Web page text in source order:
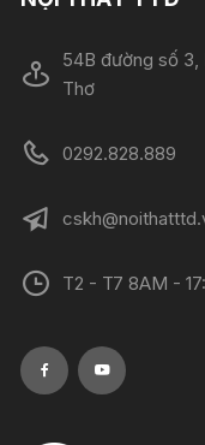
54B đường số 3,
Thơ
0292.828.889
T2 - T7 8AM -